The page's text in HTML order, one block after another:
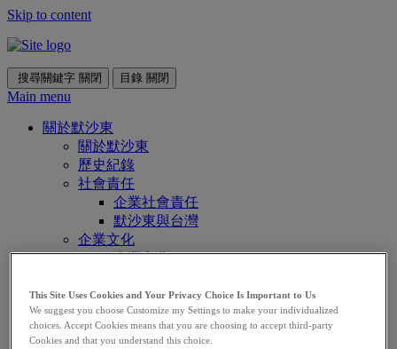
Skip to content
搜尋關鍵字 關閉 目錄 關閉
Main menu
關於默沙東
關於默沙東
歷史紀錄
社會責任
企業社會責任
默沙東與台灣
企業文化
企業文化
多元共融
經營政策
研究發展
This Site Uses Cookies and Your Privacy Choice Is Important to Us
We suggest you choose Customize my Settings to make your individualized
choices. Accept Cookies means that you are choosing to accept third-party
Cookies and that you understand this choice.